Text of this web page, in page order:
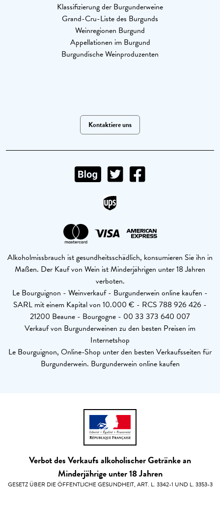
Klassifizierung der Burgunderweine
Grand-Cru-Liste des Burgunds
Weinregionen Burgund
Appellationen im Burgund
Burgundische Weinproduzenten
Kontaktiere uns
Alkoholmissbrauch ist gesundheitsschädlich, konsumieren Sie ihn in
Maßen. Der Kauf von Wein ist Minderjährigen unter 18 Jahren
verboten.
Le Bourguignon - Weinverkauf - Burgunderwein online kaufen -
SARL mit einem Kapital von 10.000 € - RCS 788 926 426 -
21200 Beaune - Bourgogne - 00 33 373 640 007
Verkauf von Burgunderweinen zu den besten Preisen im
Internetshop
Le Bourguignon, Online-Shop unter den besten Verkaufsseiten für
Burgunderwein. Burgunderwein online kaufen
Verbot des Verkaufs alkoholischer Getränke an
Minderjährige unter 18 Jahren
GESETZ ÜBER DIE ÖFFENTLICHE GESUNDHEIT, ART. L. 3342-1 UND L. 3353-3